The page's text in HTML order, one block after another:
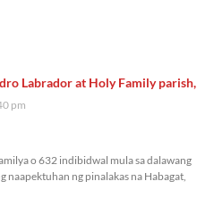
Labrador at Holy Family parish,
pm
o 632 indibidwal mula sa dalawang
naapektuhan ng pinalakas na Habagat,